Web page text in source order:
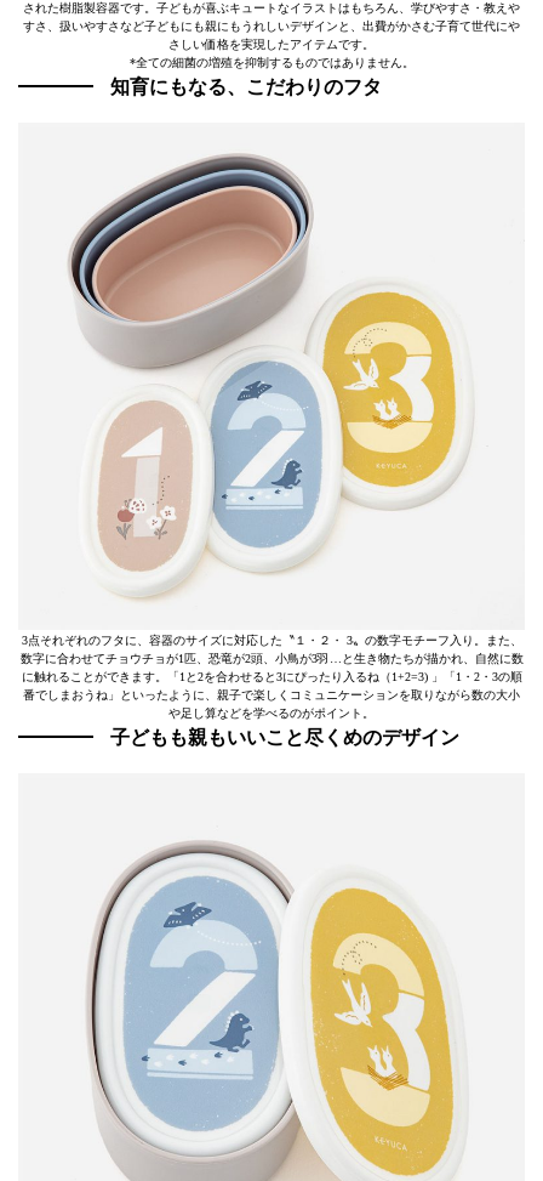
された樹脂製容器です。子どもが喜ぶキュートなイラストはもちろん、学びやすさ・教えや
すさ、扱いやすさなど子どもにも親にもうれしいデザインと、出費がかさむ子育て世代にや
さしい価格を実現したアイテムです。
*全ての細菌の増殖を抑制するものではありません。
知育にもなる、こだわりのフタ
3点それぞれのフタに、容器のサイズに対応した〝１・２・ 3〟の数字モチーフ入り。また、
数字に合わせてチョウチョが1匹、恐竜が2頭、小鳥が3羽…と生き物たちが描かれ、自然に数
に触れることができます。「1と2を合わせると3にぴったり入るね（1+2=3) 」「1・2・3の順
番でしまおうね」といったように、親子で楽しくコミュニケーションを取りながら数の大小
や足し算などを学べるのがポイント。
子どもも親もいいこと尽くめのデザイン